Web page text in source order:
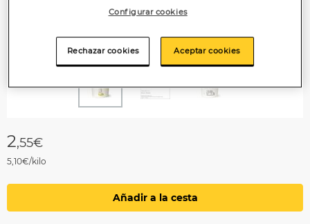
2,55€
5,10€/kilo
Añadir a la cesta
Configurar cookies
Rechazar cookies Aceptar cookies